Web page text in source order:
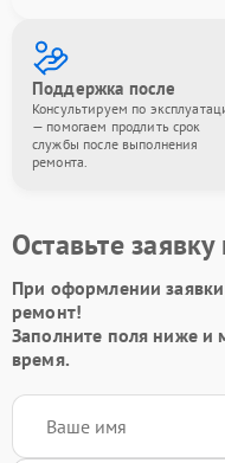
Поддержка после
Консультируем по
— помогаем продлить срок
службы после выполнения
ремонта.
Оставьте
При оформлении
ремонт!
Заполните поля ниже
время.